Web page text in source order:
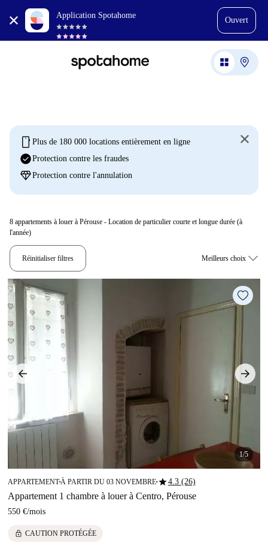
Application Spotahome
Ouvert
mobile Plus de 180 000 locations entièrement en ligne
check_circleProtection contre les fraudes
diamondProtection contre l'annulation
8 appartements à louer à Pérouse - Location de particulier courte et longue durée (à
l'année)
Réinitialiser filtres
1/5
APPARTEMENT■À PARTIR DU 03 NOVEMBRE■star4.3 (26)
Appartement 1 chambre à louer à Centro, Pérouse
550 €/mois
lock CAUTION PROTÉGÉE